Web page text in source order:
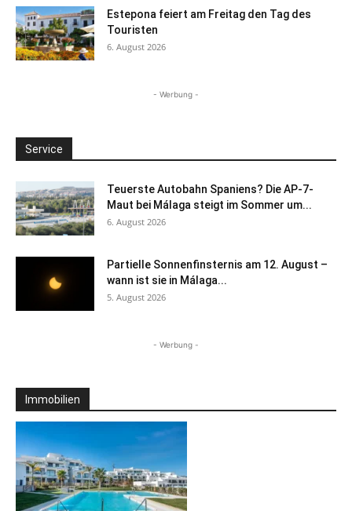
Estepona feiert am Freitag den Tag des
Touristen
6. August 2026
- Werbung -
Service
Teuerste Autobahn Spaniens? Die AP-7-
Maut bei Málaga steigt im Sommer um...
6. August 2026
Partielle Sonnenfinsternis am 12. August –
wann ist sie in Málaga...
5. August 2026
- Werbung -
Immobilien